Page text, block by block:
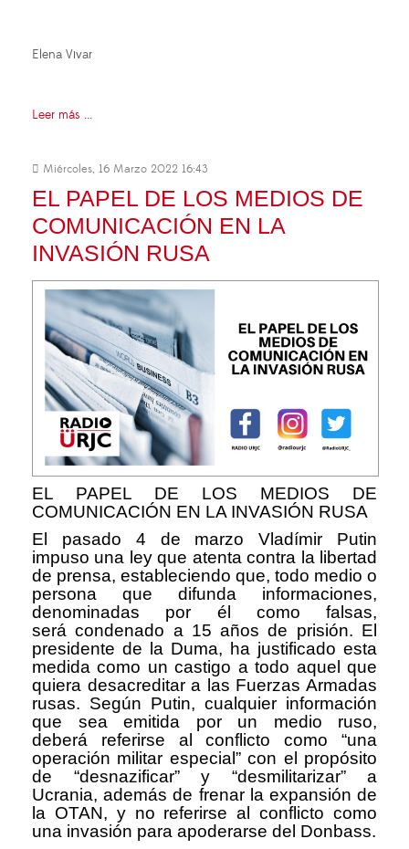
Elena Vivar
Leer más ...
Miércoles, 16 Marzo 2022 16:43
EL PAPEL DE LOS MEDIOS DE
COMUNICACIÓN EN LA
INVASIÓN RUSA
EL PAPEL DE LOS MEDIOS DE
COMUNICACIÓN EN LA INVASIÓN RUSA
El pasado 4 de marzo Vladímir Putin
impuso una ley que atenta contra la libertad
de prensa, estableciendo que, todo medio o
persona que difunda informaciones,
denominadas por él como falsas,
será condenado a 15 años de prisión. El
presidente de la Duma, ha justificado esta
medida como un castigo a todo aquel que
quiera desacreditar a las Fuerzas Armadas
rusas. Según Putin, cualquier información
que sea emitida por un medio ruso,
deberá referirse al conflicto como “una
operación militar especial”con el propósito
de “desnazificar”y “desmilitarizar”a
Ucrania, además de frenar la expansión de
la OTAN, y no referirse al conflicto como
una invasión para apoderarse del Donbass.